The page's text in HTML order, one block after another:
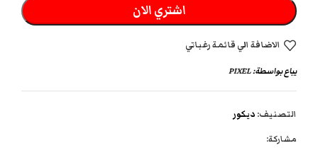
اشتري الان
الاضافة الي قائمة رغباتي
يباع بواسطة:PIXEL
التصنيف: ديكور
مشاركة: